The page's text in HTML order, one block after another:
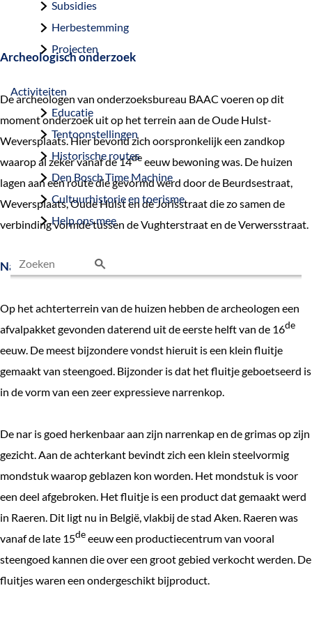
Subsidies
Herbestemming
Projecten
Activiteiten
Educatie
Tentoonstellingen
Historische routes
Den Bosch Time Machine
Cultuurhistorie en toerisme
Help ons mee
o
e
k
e
n
Archeologisch onderzoek
De archeologen van onderzoeksbureau BAAC voeren op dit
moment onderzoek uit op het terrein aan de Oude Hulst-
Weversplaats. Hier bevond zich oorspronkelijk een zandkop
waarop al zeker vanaf de 14deeeuw bewoning was. De huizen
lagen aan een route die gevormd werd door de Beurdsestraat,
Weversplaats, Oude Hulst en de Jorisstraat die zo samen de
verbinding vormde tussen de Vughterstraat en de Verwersstraat.
Narrenfluitje
Op het achterterrein van de huizen hebben de archeologen een
afvalpakket gevonden daterend uit de eerste helft van de 16de
eeuw. De meest bijzondere vondst hieruit is een klein fluitje
gemaakt van steengoed. Bijzonder is dat het fluitje geboetseerd is
in de vorm van een zeer expressieve narrenkop.
De nar is goed herkenbaar aan zijn narrenkap en de grimas op zijn
gezicht. Aan de achterkant bevindt zich een klein steelvormig
mondstuk waarop geblazen kon worden. Het mondstuk is voor
een deel afgebroken. Het fluitje is een product dat gemaakt werd
in Raeren. Dit ligt nu in België, vlakbij de stad Aken. Raeren was
vanaf de late 15deeeuw een productiecentrum van vooral
steengoed kannen die over een groot gebied verkocht werden. De
fluitjes waren een ondergeschikt bijproduct.